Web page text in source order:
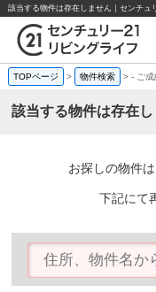
該当する物件は存在しません｜センチュ
TOPページ > 物件検索 >- ご
該当する物件は存在
お探しの物件
下記にて